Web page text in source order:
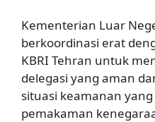
Kementerian Luar
berkoordinasi erat
KBRI Tehran untuk
delegasi yang aman
situasi keamanan
pemakaman